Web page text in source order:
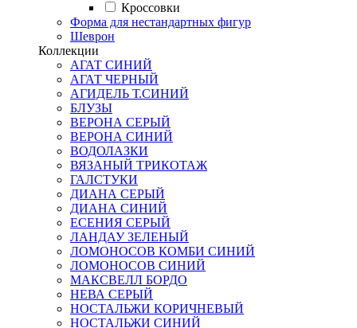
Кроссовки
Форма для нестандартных фигур
Шеврон
Коллекции
АГАТ СИНИЙ
АГАТ ЧЕРНЫЙ
АГИДЕЛЬ Т.СИНИЙ
БЛУЗЫ
ВЕРОНА СЕРЫЙ
ВЕРОНА СИНИЙ
ВОДОЛАЗКИ
ВЯЗАНЫЙ ТРИКОТАЖ
ГАЛСТУКИ
ДИАНА СЕРЫЙ
ДИАНА СИНИЙ
ЕСЕНИЯ СЕРЫЙ
ЛАНДАУ ЗЕЛЕНЫЙ
ЛОМОНОСОВ КОМБИ СИНИЙ
ЛОМОНОСОВ СИНИЙ
МАКСВЕЛЛ БОРДО
НЕВА СЕРЫЙ
НОСТАЛЬЖИ КОРИЧНЕВЫЙ
НОСТАЛЬЖИ СИНИЙ